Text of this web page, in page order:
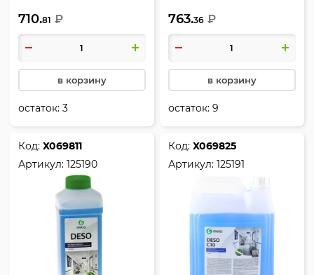
всех поверхностей 125337
710.81 ₽
в корзину
остаток:3
763.36 ₽
в корзину
остаток:9
Код:Х069811
Артикул:125190
Код:Х069825
Артикул:125191